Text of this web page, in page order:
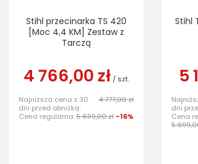
Stihl przecinarka TS 420
[Moc 4,4 KM] Zestaw z
Tarczą
4 766,00 zł / szt.
Najniższa cena z 30
dni przed obniżką:
4 777,00 zł
Cena regularna:5 699,00 zł -16%
Stihl
5
dni
Cena
5